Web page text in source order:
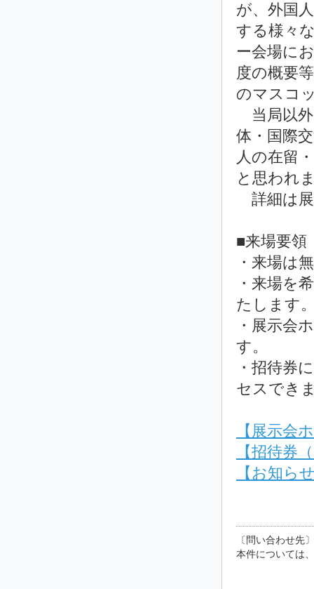
が、外国
する様々
ー会場に
度の概要
のマスコ
当局以外
体・国際
人の在留
と思われ
詳細は展
■来場要領
・来場は
・来場を
たします
・展示会
す。
・招待券
セスでき
【展示会
【招待券
【お知ら
〔問い合わせ先〕
本件については